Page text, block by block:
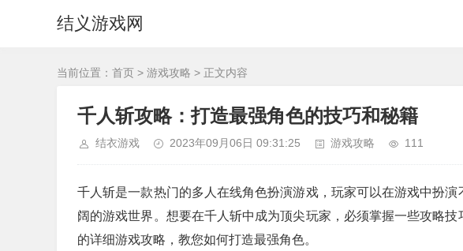
结义游戏网
当前位置： 首页 > 游戏攻略 > 正文内容
千人斩攻略：打造最强角色的技巧和秘籍
结衣游戏 2023年09月06日 09:31:25 游戏攻略 111
千人斩是一款热门的多人在线角色扮演游戏，玩家可以在游戏中扮
阔的游戏世界。想要在千人斩中成为顶尖玩家，必须掌握一些攻略
的详细游戏攻略，教您如何打造最强角色。